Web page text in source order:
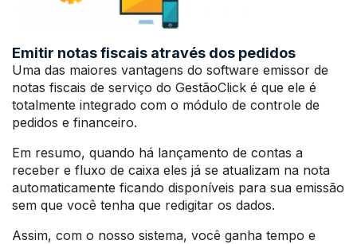
Emitir notas fiscais através dos pedidos
Uma das maiores vantagens do software emissor de
notas fiscais de serviço do GestãoClick é que ele é
totalmente integrado com o módulo de controle de
pedidos e financeiro.
Em resumo, quando há lançamento de contas a
receber e fluxo de caixa eles já se atualizam na nota
automaticamente ficando disponíveis para sua emissão
sem que você tenha que redigitar os dados.
Assim, com o nosso sistema, você ganha tempo e